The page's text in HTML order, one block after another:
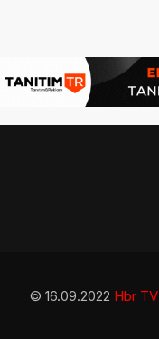
© 16.09.2022 Hbr TV